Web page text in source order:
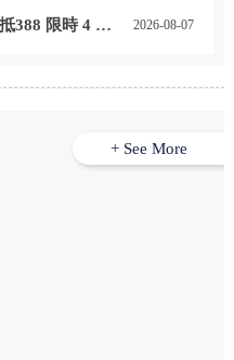
｜台中家具鍍
4 天
2026-08-07
+ See More